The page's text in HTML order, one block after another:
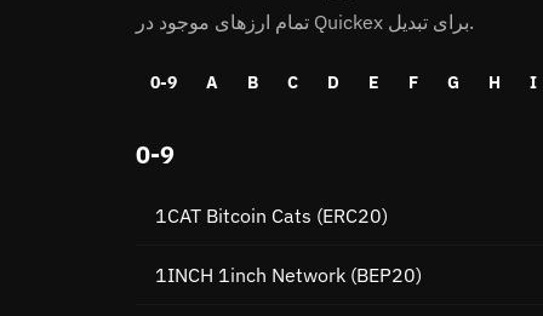
تبادل BTC روی USDT
تبادل ETH روی BTC
قیمت مونرو (XMR)
قیمت تتر (USDT)
تمام ارزهای موجود در Quickex برای تبدیل.
0-9 A B C D E F G H I
0-9
1CAT Bitcoin Cats (ERC20)
1INCH 1inch Network (BEP20)